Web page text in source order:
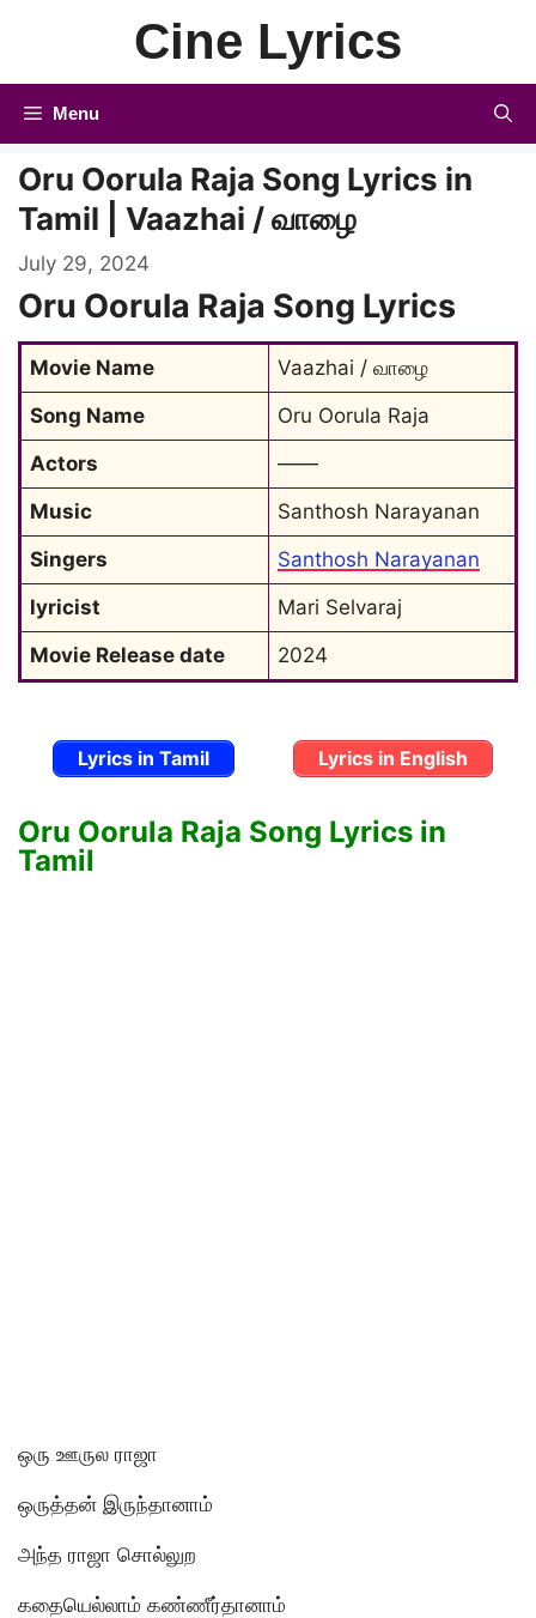
Cine Lyrics
Menu
Oru Oorula Raja Song Lyrics in
Tamil | Vaazhai / வாழை
July 29, 2024
Oru Oorula Raja Song Lyrics
Movie Name
Vaazhai / வாழை
Song Name
Oru Oorula Raja
Actors
——
Music
Santhosh Narayanan
Singers
Santhosh Narayanan
lyricist
Mari Selvaraj
Movie Release date
2024
Lyrics in Tamil Lyrics in English
Oru Oorula Raja Song Lyrics in
Tamil
ஒரு ஊருல ராஜா
ஒருத்தன் இருந்தானாம்
அந்த ராஜா சொல்லுற
கதையெல்லாம் கண்ணீர்தானாம்